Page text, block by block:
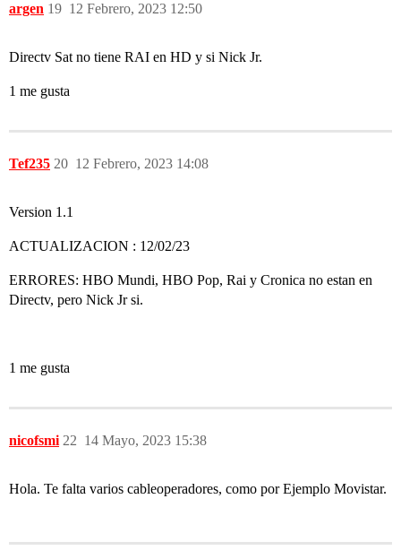
argen 12 Febrero, 2023 12:50
19
Directv Sat no tiene RAI en HD y si Nick Jr.
1 me gusta
Tef235 12 Febrero, 2023 14:08
20
Version 1.1
ACTUALIZACION : 12/02/23
ERRORES: HBO Mundi, HBO Pop, Rai y Cronica no estan en
Directv, pero Nick Jr si.
1 me gusta
nicofsmi 14 Mayo, 2023 15:38
22
Hola. Te falta varios cableoperadores, como por Ejemplo Movistar.